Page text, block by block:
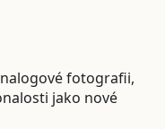
fotografii,
jako nové